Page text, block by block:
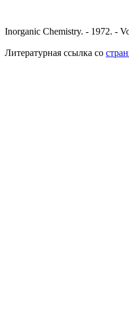
Inorganic Chemistry. - 1972. -
Литературная ссылка со